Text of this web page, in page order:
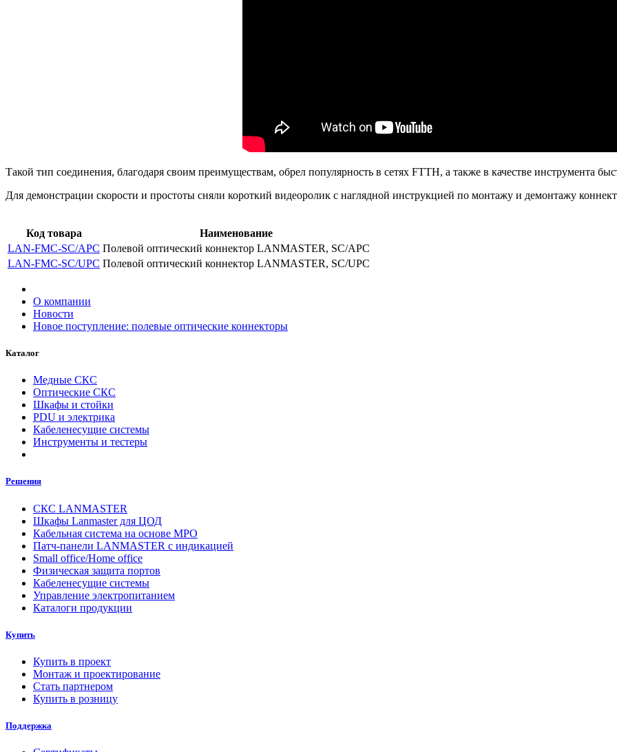
Такой тип соединения, благодаря своим преимуществам, обрел популярность в сетях FTTH, а также в качестве инструмента
Для демонстрации скорости и простоты сняли короткий видеоролик с наглядной инструкцией по монтажу и демонтажу
Код товара
Наименование
LAN-FMC-SC/APC Полевой оптический коннектор LANMASTER, SC/APC
LAN-FMC-SC/UPC Полевой оптический коннектор LANMASTER, SC/UPC
О компании
Новости
Новое поступление: полевые оптические коннекторы
Каталог
Медные СКС
Оптические СКС
Шкафы и стойки
PDU и электрика
Кабеленесущие системы
Инструменты и тестеры
Решения
СКС LANMASTER
Шкафы Lanmaster для ЦОД
Кабельная система на основе MPO
Патч-панели LANMASTER с индикацией
Small office/Home office
Физическая защита портов
Кабеленесущие системы
Управление электропитанием
Каталоги продукции
Купить
Купить в проект
Монтаж и проектирование
Стать партнером
Купить в розницу
Поддержка